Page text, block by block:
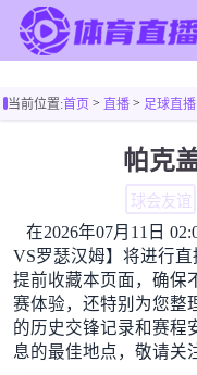
足球直播
足球新闻
篮球新闻
当前位置:首页> 直播> 足球直播
帕克
球会友谊
在2026年07月11日
VS罗瑟汉姆】将进行
提前收藏本页面，确保
赛体验，还特别为您整
的历史交锋记录和赛程
息的最佳地点，敬请关